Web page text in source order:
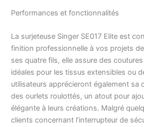
serviettes,
d'une
pour lui
distinctivité
tout en
durée de
distorsion
même lors
Performances et fonctionnalités
La surjeteuse Singer SE017 Elite est
finition professionnelle à vos projets
ses quatre fils, elle assure des
idéales pour les tissus extensibles ou
utilisateurs apprécieront également sa
des ourlets roulottés, un atout pour
élégante à leurs créations. Malgré
clients concernant l’interrupteur de